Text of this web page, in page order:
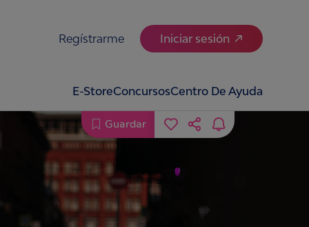
Regístrarme Iniciar sesión
E-StoreConcursosCentro De Ayuda
Guardar